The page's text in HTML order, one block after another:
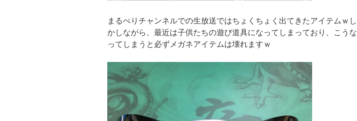
まるべりチャンネルでの生放送ではちょくちょく出てきたアイテムｗし
かしながら、最近は子供たちの遊び道具になってしまっており、こうな
ってしまうと必ずメガネアイテムは壊れますｗ